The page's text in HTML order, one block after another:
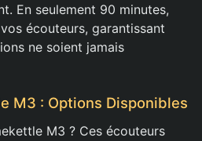
En seulement 90 minutes,
écouteurs, garantissant
ne soient jamais
M3 : Options Disponibles
M3 ? Ces écouteurs